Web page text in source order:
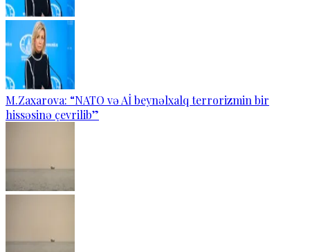
M.Zaxarova: “NATO və Aİ beynəlxalq terrorizmin bir
hissəsinə çevrilib”